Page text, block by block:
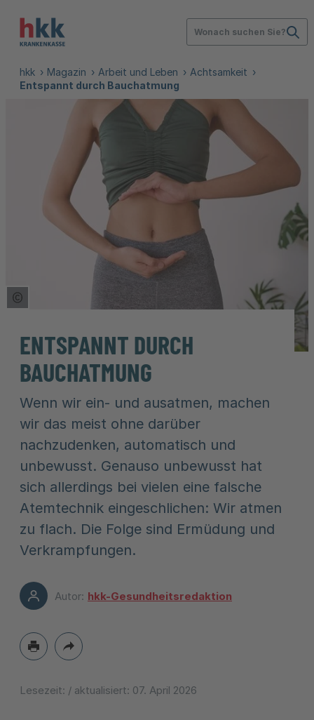
Wonach suchen Sie?
hkk Magazin Arbeit und Leben
Achtsamkeit
Entspannt durch Bauchatmung
Copyright Tooltip öffnen
ENTSPANNT DURCH
BAUCHATMUNG
Wenn wir ein- und ausatmen, machen
wir das meist ohne darüber
nachzudenken, automatisch und
unbewusst. Genauso unbewusst hat
sich allerdings bei vielen eine falsche
Atemtechnik eingeschlichen: Wir atmen
zu flach. Die Folge sind Ermüdung und
Verkrampfungen.
Autor: hkk-Gesundheitsredaktion
Lesezeit: / aktualisiert: 07. April 2026